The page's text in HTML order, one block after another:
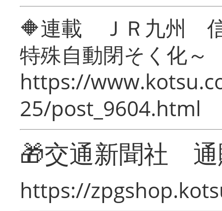
🔶連載 ＪＲ九州 信
特殊自動閉そく化～
https://
25/post_9604.html
🎁交通新聞社
https://